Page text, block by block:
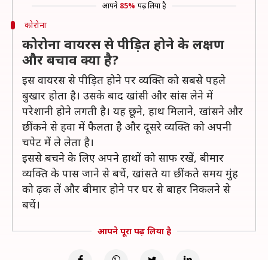
आपने 85% पढ़ लिया है
कोरोना
कोरोना वायरस से पीड़ित होने के लक्षण
और बचाव क्या है?
इस वायरस से पीड़ित होने पर व्यक्ति को सबसे पहले
बुखार होता है। उसके बाद खांसी और सांस लेने में
परेशानी होने लगती है। यह छूने, हाथ मिलाने, खांसने और
छींकने से हवा में फैलता है और दूसरे व्यक्ति को अपनी
चपेट में ले लेता है।
इससे बचने के लिए अपने हाथों को साफ रखें, बीमार
व्यक्ति के पास जाने से बचें, खांसते या छींकते समय मुंह
को ढ़क लें और बीमार होने पर घर से बाहर निकलने से
बचें।
आपने पूरा पढ़ लिया है